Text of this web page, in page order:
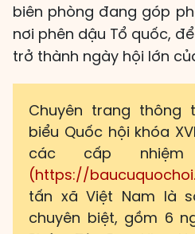
biên phòng đang góp
nơi phên dậu Tổ quốc,
trở thành ngày hội lớn
Chuyên trang
biểu Quốc hội khóa
các cấp nhiệm
(https://
tấn xã Việt Nam là
chuyên biệt, gồm 6